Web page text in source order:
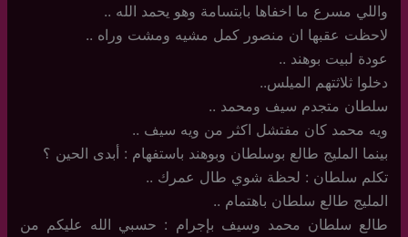
واللي مسرع ما اخفاها بابتسامة وهو يحمد الله ..
لاحظت عقبها ان منصور كمل مشيه ومشت وراه ..
عودة لبيت بوهند ..
دخلوا ثلاثتهم الميلس..
سلطان متجدم سيف ومحمد ..
ويه محمد كان مفتشل اكثر من ويه سيف ..
بينما المليج طالع بوسلطان وبوهند باستفهام : أبدى الحين ؟
تكلم سلطان : لحظة شوي طال عمرك ..
المليج طالع سلطان باهتمام ..
طالع سلطان محمد وسيف بإجرام : حسبي الله عليكم من